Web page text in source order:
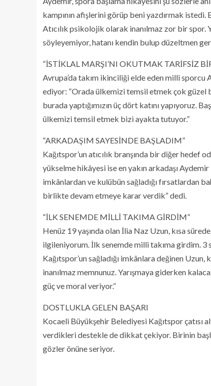
kampının afişlerini görüp beni yazdırmak istedi.
Atıcılık psikolojik olarak inanılmaz zor bir spor.
söyleyemiyor, hatanı kendin bulup düzeltmen
“İSTİKLAL MARŞI’NI OKUTMAK TARİFSİZ
Avrupa’da takım ikinciliği elde eden milli sporcu
ediyor: “Orada ülkemizi temsil etmek çok güzel
burada yaptığımızın üç dört katını yapıyoruz.
ülkemizi temsil etmek bizi ayakta tutuyor.”
“ARKADAŞIM SAYESİNDE BAŞLADIM”
Kağıtspor’un atıcılık branşında bir diğer hedef
yükselme hikâyesi ise en yakın arkadaşı
imkânlardan ve kulübün sağladığı fırsatlardan
birlikte devam etmeye karar verdik” dedi.
“İLK SENEMDE MİLLİ TAKIMA GİRDİM”
Henüz 19 yaşında olan İlia Naz Uzun, kısa
ilgileniyorum. İlk senemde milli takıma girdim. 3
Kağıtspor’un sağladığı imkânlara değinen
inanılmaz memnunuz. Yarışmaya giderken
güç ve moral veriyor.”
DOSTLUKLA GELEN BAŞARI
Kocaeli Büyükşehir Belediyesi Kağıtspor çatısı
verdikleri destekle de dikkat çekiyor. Birinin
gözler önüne seriyor.